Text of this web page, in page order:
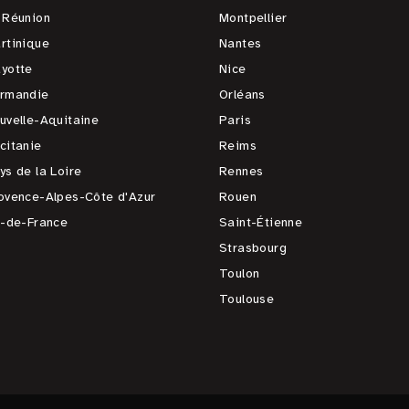
Aquitaine
de la Loire
Alpes-Côte d'Azur
de-France
Montpellier
Nantes
Nice
Orléans
Paris
Reims
Rennes
Rouen
Saint-Étienne
Strasbourg
Toulon
Toulouse